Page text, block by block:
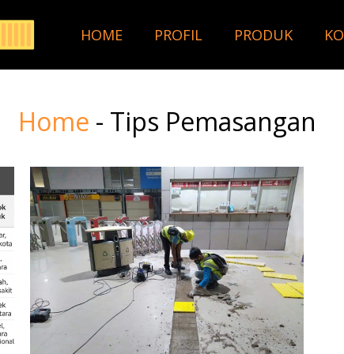
HOME PROFIL PRODUK
Home - Tips Pemasangan